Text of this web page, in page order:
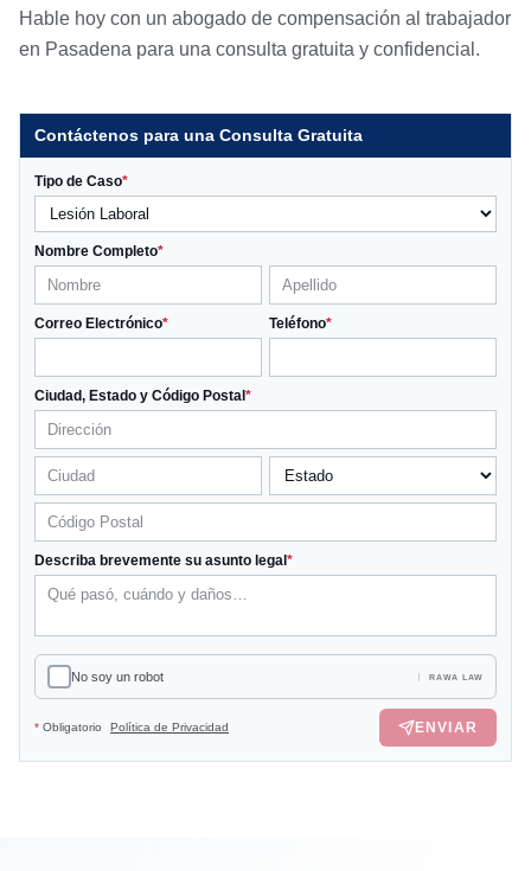
Hable hoy con un abogado de compensación al trabajador
en Pasadena para una consulta gratuita y confidencial.
Contáctenos para una Consulta Gratuita
Tipo de Caso*
Nombre Completo*
Correo Electrónico* Teléfono*
Ciudad, Estado y Código Postal *
Describa brevemente su asunto legal *
No soy un robot RAWA LAW
* Obligatorio Política de Privacidad ENVIAR